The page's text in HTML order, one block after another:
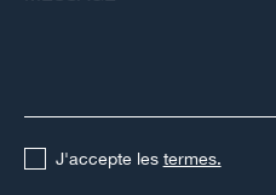
J'accepte les termes.